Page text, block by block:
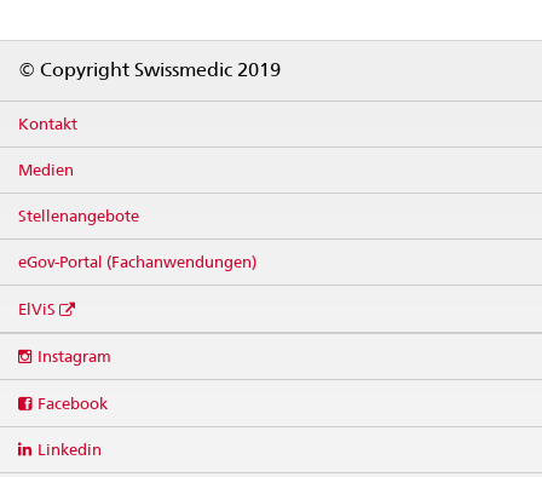
© Copyright Swissmedic 2019
Kontakt
Medien
Stellenangebote
eGov-Portal (Fachanwendungen)
ElViS
media
Instagram
Facebook
Linkedin